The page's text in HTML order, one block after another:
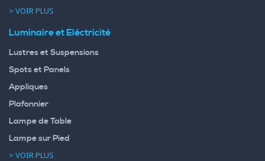
> VOIR PLUS
Luminaire et Eléctricité
Lustres et Suspensions
Spots et Panels
Appliques
Plafonnier
Lampe de Table
Lampe sur Pied
> VOIR PLUS